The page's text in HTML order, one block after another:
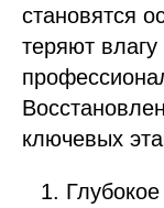
становятся
теряют
ключевых